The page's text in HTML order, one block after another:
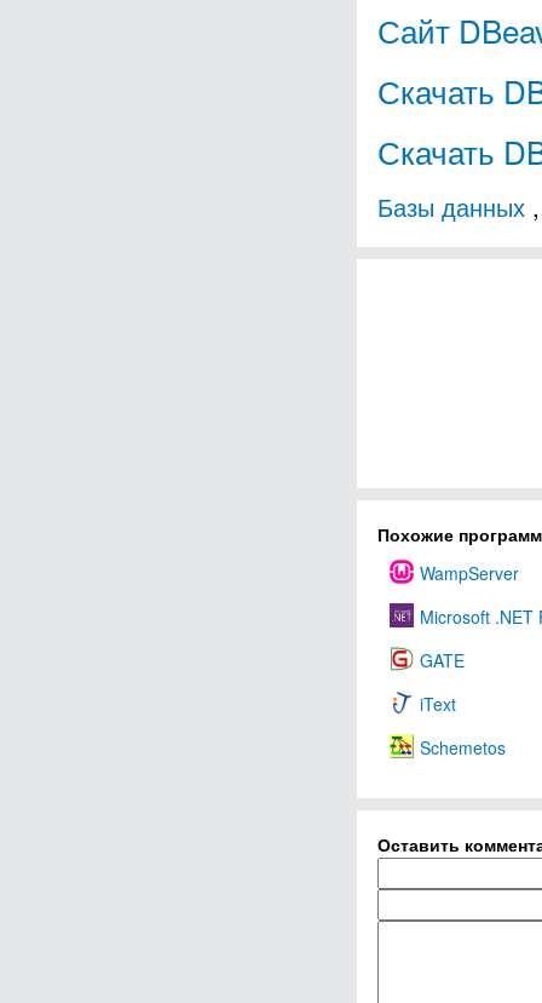
Сайт
Скачать
Скачать
Базы данных
Похожие
WampServer
Microsoft .NET
GATE
iText
Schemetos
Оставить